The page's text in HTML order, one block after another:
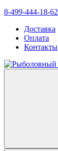
8-499-444-18-62
Доставка
Оплата
Контакты